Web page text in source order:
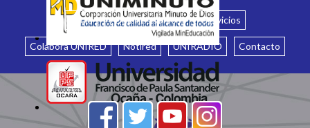
Inicio ¿Quiénes somos? Servicios
Colabora UNIRED Notired UNIRADIO Contacto